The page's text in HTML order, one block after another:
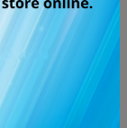
(Blue
sociali